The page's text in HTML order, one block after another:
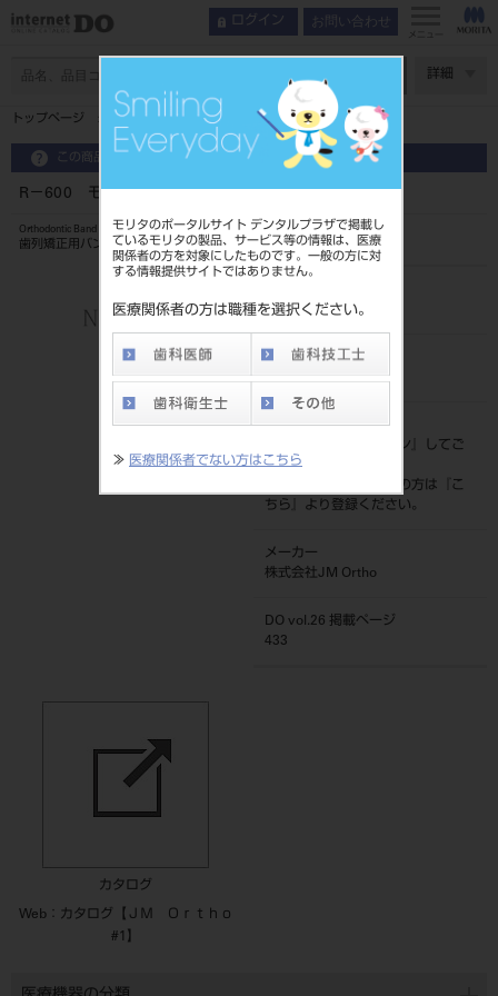
モリタのポータルサイト デンタルプラザで掲載し
ているモリタの製品、サービス等の情報は、医療
関係者の方を対象にしたものです。一般の方に対
する情報提供サイトではありません。
医療関係者の方は職種を選択ください。
≫ 医療関係者でない方はこちら
ログイン お問い合わせ
メニュー
詳細
トップページ R－600 モーラーバンド
この商品に関するお問い合わせ
R－600 モーラーバンド
Orthodontic Band
歯列矯正用バンド
206350800600
JAN/EANコード
標準価格
ログイン
』してご
覧ください。
ネット会員登録がまだの方は『
こ
ちら
』より登録ください。
メーカー
株式会社JM Ortho
DO vol.26 掲載ページ
433
カタログ
Web：カタログ【ＪＭ Ｏｒｔｈｏ
#1】